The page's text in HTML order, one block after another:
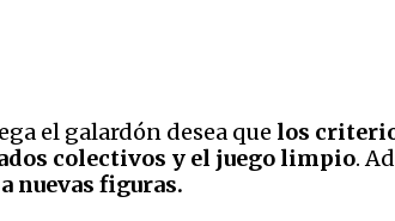
el galardón desea que los
colectivos y el juego limpio.
nuevas figuras.